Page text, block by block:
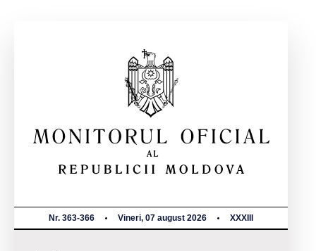
Nr. 363-366 Vineri, 07 august 2026 XXXIII